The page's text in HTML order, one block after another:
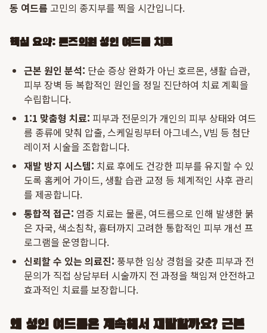
동 여드름 고민의 종지부를 찍을 시간입니다.
핵심 요약: 톤즈의원 성인 여드름 치료
근본 원인 분석: 단순 증상 완화가 아닌 호르몬, 생활 습관,
피부 장벽 등 복합적인 원인을 정밀 진단하여 치료 계획을
수립합니다.
1:1 맞춤형 치료: 피부과 전문의가 개인의 피부 상태와 여드
름 종류에 맞춰 압출, 스케일링부터 아그네스, V빔 등 첨단
레이저 시술을 조합합니다.
재발 방지 시스템: 치료 후에도 건강한 피부를 유지할 수 있
도록 홈케어 가이드, 생활 습관 교정 등 체계적인 사후 관리
를 제공합니다.
통합적 접근: 염증 치료는 물론, 여드름으로 인해 발생한 붉
은 자국, 색소침착, 흉터까지 고려한 통합적인 피부 개선 프
로그램을 운영합니다.
신뢰할 수 있는 의료진: 풍부한 임상 경험을 갖춘 피부과 전
문의가 직접 상담부터 시술까지 전 과정을 책임져 안전하고
효과적인 치료를 보장합니다.
왜 성인 여드름은 계속해서 재발할까요? 근본